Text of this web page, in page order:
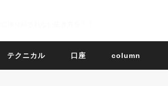
テクニカル 口座 column